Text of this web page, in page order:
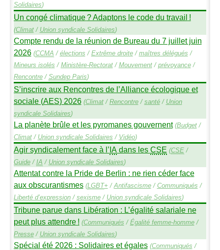
Solidaires)
Un congé climatique? Adaptons le code du travail !
(Climat/ Union syndicale Solidaires)
Compte rendu de la réunion de Bureau du 7 juillet juin
2026 (CCMA / élections / Extrême droite/ maîtres délégués /
Mineurs isolés / Ministère-Rectorat/ Mouvement/ prévoyance/
Rencontre/ SundepParis)
S’inscrire aux Rencontres de l’Alliance écologique et
sociale (AES) 2026 (Climat/ Rencontre/ santé/ Union
syndicale Solidaires)
La planète brûle et les pyromanes gouvernent (Budget/
Climat/ Union syndicale Solidaires / Vidéo)
Agir syndicalement face à l’IA dans les CSE (CSE/
Guide/ IA / Union syndicale Solidaires)
Attentat contre la Pride de Berlin : ne rien céder face
aux obscurantismes (LGBT+ / Antifascisme/ Communiqués /
Liberté d’expression/ sexisme/ Union syndicale Solidaires)
Tribune parue dans Libération : L’égalité salariale ne
peut plus attendre ! (Communiqués / Égalité femme-homme/
Presse/ Union syndicale Solidaires)
Spécial été 2026 : Solidaires et égales (Communiqués /